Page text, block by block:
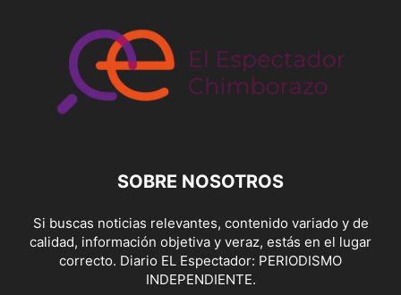
SOBRE NOSOTROS
Si buscas noticias relevantes, contenido variado y de
calidad, información objetiva y veraz, estás en el lugar
correcto. Diario EL Espectador: PERIODISMO
INDEPENDIENTE.